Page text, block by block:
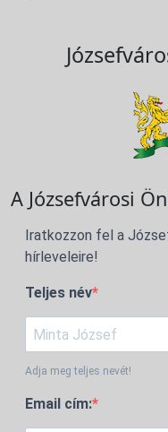
A Józsefvárosi
Iratkozzon fel a
hírleveleire!
Teljes név
Adja meg teljes nevét!
Email cím: